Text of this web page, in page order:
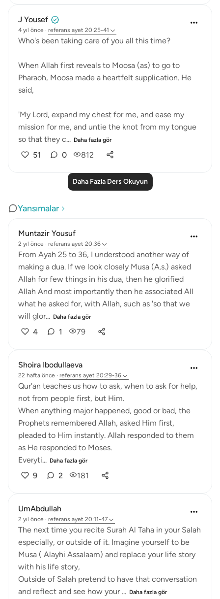
J Yousef
4 yıl önce · referans ayet 20:25-41
Who's been taking care of you all this time?
When Allah first reveals to Moosa (as) to go to
Pharaoh, Moosa made a heartfelt supplication. He
said,
'My Lord, expand my chest for me, and ease my
mission for me, and untie the knot from my tongue
so that they c... Daha fazla gör
51 0 812
Daha Fazla Ders Okuyun
Yansımalar
Muntazir Yousuf
2 yıl önce · referans ayet 20:36
From Ayah 25 to 36, I understood another way of
making a dua. If we look closely Musa (A.s.) asked
Allah for few things in his dua, then he glorified
Allah And most importantly then he associated All
what he asked for, with Allah, such as 'so that we
will glor... Daha fazla gör
4 1 79
Shoira Ibodullaeva
22 hafta önce · referans ayet 20:29-36
Qur'an teaches us how to ask, when to ask for help,
not from people first, but Him.
When anything major happened, good or bad, the
Prophets remembered Allah, asked Him first,
pleaded to Him instantly. Allah responded to them
as He responded to Moses.
Everyti... Daha fazla gör
9 2 181
UmAbdullah
2 yıl önce · referans ayet 20:11-47
The next time you recite Surah Al Taha in your Salah
especially, or outside of it. Imagine yourself to be
Musa ( Alayhi Assalaam) and replace your life story
with his life story,
Outside of Salah pretend to have that conversation
and reflect and see how your ... Daha fazla gör